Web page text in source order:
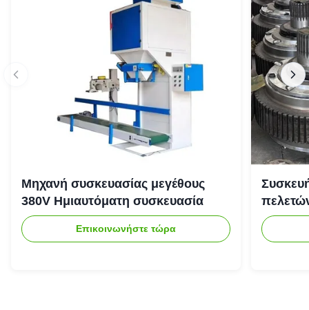
Μηχανή συσκευασίας μεγέθους
380V Ημιαυτόματη συσκευασία
Επικοινωνήστε τώρα